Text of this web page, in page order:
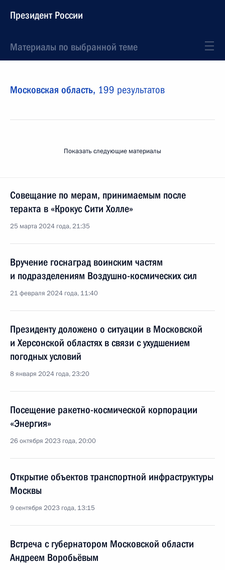
Президент России
Материалы по выбранной теме
Московская область, 199 результатов
Показать следующие материалы
Совещание по мерам, принимаемым после
теракта в «Крокус Сити Холле»
25 марта 2024 года, 21:35
Вручение госнаград воинским частям
и подразделениям Воздушно-космических сил
21 февраля 2024 года, 11:40
Президенту доложено о ситуации в Московской
и Херсонской областях в связи с ухудшением
погодных условий
8 января 2024 года, 23:20
Посещение ракетно-космической корпорации
«Энергия»
26 октября 2023 года, 20:00
Открытие объектов транспортной инфраструктуры
Москвы
9 сентября 2023 года, 13:15
Встреча с губернатором Московской области
Андреем Воробьёвым